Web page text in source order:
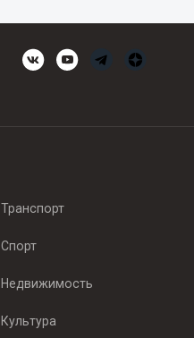
Транспорт
Спорт
Недвижимость
Культура